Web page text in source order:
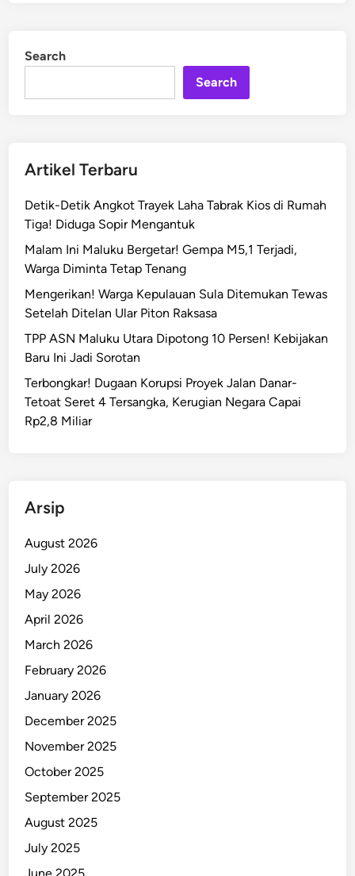
Search
Search
Artikel Terbaru
Detik-Detik Angkot Trayek Laha Tabrak Kios di Rumah
Tiga! Diduga Sopir Mengantuk
Malam Ini Maluku Bergetar! Gempa M5,1 Terjadi,
Warga Diminta Tetap Tenang
Mengerikan! Warga Kepulauan Sula Ditemukan Tewas
Setelah Ditelan Ular Piton Raksasa
TPP ASN Maluku Utara Dipotong 10 Persen! Kebijakan
Baru Ini Jadi Sorotan
Terbongkar! Dugaan Korupsi Proyek Jalan Danar-
Tetoat Seret 4 Tersangka, Kerugian Negara Capai
Rp2,8 Miliar
Arsip
August 2026
July 2026
May 2026
April 2026
March 2026
February 2026
January 2026
December 2025
November 2025
October 2025
September 2025
August 2025
July 2025